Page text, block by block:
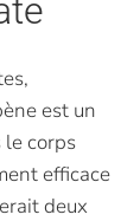
est un
corps
efficace
deux